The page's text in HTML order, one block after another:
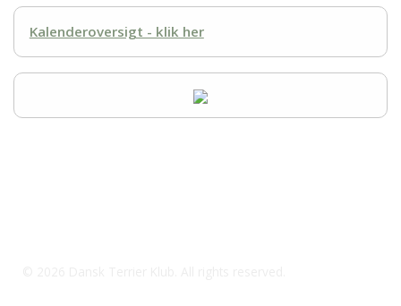
Kalenderoversigt - klik her